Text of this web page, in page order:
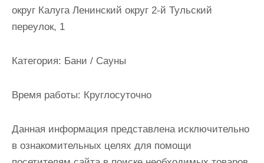
округ Калуга Ленинский округ 2-й Тульский
переулок, 1
Категория: Бани / Сауны
Время работы: Круглосуточно
Данная информация представлена исключительно
в ознакомительных целях для помощи